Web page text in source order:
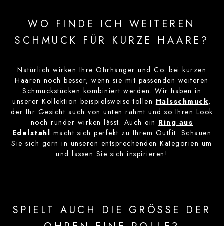
WO FINDE ICH WEITEREN
SCHMUCK FÜR KURZE HAARE?
Natürlich wirken Ihre Ohrhänger und Co. bei kurzen
Haaren noch besser, wenn sie mit passenden weiteren
Schmuckstücken kombiniert werden. Wir haben in
unserer Kollektion beispielsweise tollen Halsschmuck,
der Ihr Gesicht auch von unten rahmt und so Ihren Look
noch runder wirken lässt. Auch ein Ring aus
Edelstahl macht sich perfekt zu Ihrem Outfit. Schauen
Sie sich gern in unseren entsprechenden Kategorien um
und lassen Sie sich inspirieren!
SPIELT AUCH DIE GRÖSSE DER